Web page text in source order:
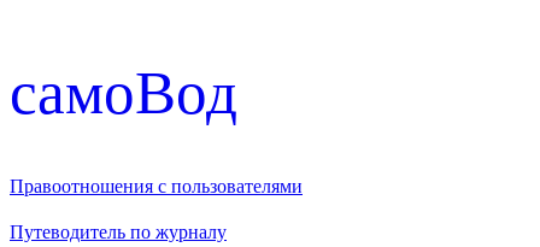
cамоВод
Правоотношения с пользователями
Путеводитель по журналу